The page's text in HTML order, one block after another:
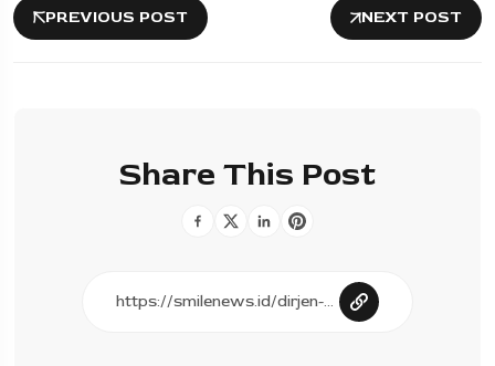
PREVIOUS POST NEXT POST
Share This Post